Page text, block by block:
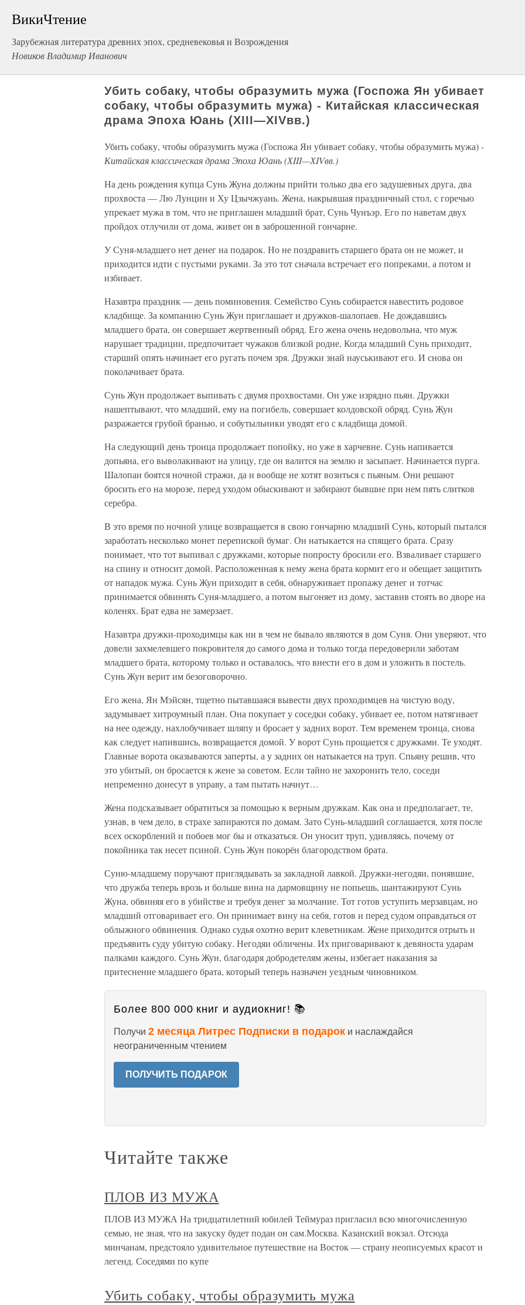
ВикиЧтение
Зарубежная литература древних эпох, средневековья и Возрождения
Новиков Владимир Иванович
Убить собаку, чтобы образумить мужа (Госпожа Ян убивает
собаку, чтобы образумить мужа) - Китайская классическая
драма Эпоха Юань (ХIII—ХIVвв.)
Убить собаку, чтобы образумить мужа (Госпожа Ян убивает собаку, чтобы образумить мужа) -
Китайская классическая драма Эпоха Юань (ХIII—ХIVвв.)
На день рождения купца Сунь Жуна должны прийти только два его задушевных друга, два
прохвоста — Лю Лунцин и Ху Цзычжуань. Жена, накрывшая праздничный стол, с горечью
упрекает мужа в том, что не приглашен младший брат, Сунь Чунъэр. Его по наветам двух
пройдох отлучили от дома, живет он в заброшенной гончарне.
У Суня-младшего нет денег на подарок. Но не поздравить стар­шего брата он не может, и
приходится идти с пустыми руками. За это тот сначала встречает его попреками, а потом и
избивает.
Назавтра праздник — день поминовения. Семейство Сунь собира­ется навестить родовое
кладбище. За компанию Сунь Жун приглаша­ет и дружков-шалопаев. Не дождавшись
младшего брата, он совершает жертвенный обряд. Его жена очень недовольна, что муж
нарушает традиции, предпочитает чужаков близкой родне, Когда младший Сунь приходит,
старший опять начинает его ругать почем зря. Дружки знай науськивают его. И снова он
поколачивает брата.
Сунь Жун продолжает выпивать с двумя прохвостами. Он уже из­рядно пьян. Дружки
нашептывают, что младший, ему на погибель, совершает колдовской обряд. Сунь Жун
разражается грубой бранью, и собутыльники уводят его с кладбища домой.
На следующий день троица продолжает попойку, но уже в хар­чевне. Сунь напивается
допьяна, его выволакивают на улицу, где он валится на землю и засыпает. Начинается пурга.
Шалопаи боятся ночной стражи, да и вообще не хотят возиться с пьяным. Они реша­ют
бросить его на морозе, перед уходом обыскивают и забирают бывшие при нем пять слитков
серебра.
В это время по ночной улице возвращается в свою гончарню младший Сунь, который пытался
заработать несколько монет пере­пиской бумаг. Он натыкается на спящего брата. Сразу
понимает, что тот выпивал с дружками, которые попросту бросили его. Взваливает старшего
на спину и относит домой. Расположенная к нему жена брата кормит его и обещает защитить
от нападок мужа. Сунь Жун приходит в себя, обнаруживает пропажу денег и тотчас
принимается обвинять Суня-младшего, а потом выгоняет из дому, заставив стоять во дворе на
коленях. Брат едва не замерзает.
Назавтра дружки-проходимцы как ни в чем не бывало являются в дом Суня. Они уверяют, что
довели захмелевшего покровителя до самого дома и только тогда передоверили заботам
младшего брата, которому только и оставалось, что внести его в дом и уложить в по­стель.
Сунь Жун верит им безоговорочно.
Его жена, Ян Мэйсян, тщетно пытавшаяся вывести двух прохо­димцев на чистую воду,
задумывает хитроумный план. Она покупает у соседки собаку, убивает ее, потом натягивает
на нее одежду, нахло­бучивает шляпу и бросает у задних ворот. Тем временем троица, снова
как следует напившись, возвращается домой. У ворот Сунь прощается с дружками. Те уходят.
Главные ворота оказываются за­перты, а у задних он натыкается на труп. Спьяну решив, что
это уби­тый, он бросается к жене за советом. Если тайно не захоронить тело, соседи
непременно донесут в управу, а там пытать начнут…
Жена подсказывает обратиться за помощью к верным дружкам. Как она и предполагает, те,
узнав, в чем дело, в страхе запираются по домам. Зато Сунь-младший соглашается, хотя после
всех оскорблений и побоев мог бы и отказаться. Он уносит труп, удивляясь, почему от
покойника так несет псиной. Сунь Жун покорён благородством брата.
Суню-младшему поручают приглядывать за закладной лавкой. Дружки-негодяи, понявшие,
что дружба теперь врозь и больше вина на дармовщину не попьешь, шантажируют Сунь
Жуна, обвиняя его в убийстве и требуя денег за молчание. Тот готов уступить мерзавцам, но
младший отговаривает его. Он принимает вину на себя, готов и перед судом оправдаться от
облыжного обвинения. Однако судья охотно верит клеветникам. Жене приходится отрыть и
предъявить суду убитую собаку. Негодяи обличены. Их приговаривают к девянос­та ударам
палками каждого. Сунь Жун, благодаря добродетелям жены, избегает наказания за
притеснение младшего брата, который теперь назначен уездным чиновником.
Более 800 000 книг и аудиокниг! 📚
Получи 2 месяца Литрес Подписки в подарок и наслаждайся
неограниченным чтением
ПОЛУЧИТЬ ПОДАРОК
Читайте также
ПЛОВ ИЗ МУЖА
ПЛОВ ИЗ МУЖА На тридцатилетний юбилей Теймураз пригласил всю многочисленную
семью, не зная, что на закуску будет подан он сам.Москва. Казанский вокзал. Отсюда
минчанам, предстояло удивительное путешествие на Восток — страну неописуемых красот и
легенд. Соседями по купе
Убить собаку, чтобы образумить мужа